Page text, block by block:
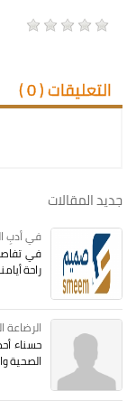
التعليقات (0
)
جديد المقالات
في أدبِ
في
راحة
حسناء
الصحية